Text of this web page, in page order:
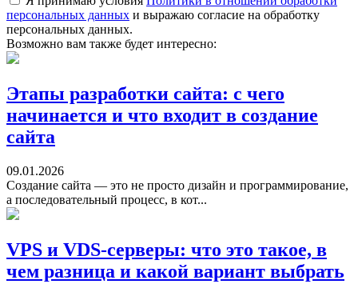
персональных данных и выражаю согласие на обработку
персональных данных.
Возможно вам также будет интересно:
Этапы разработки сайта: с чего
начинается и что входит в создание
сайта
09.01.2026
Создание сайта — это не просто дизайн и программирование,
а последовательный процесс, в кот...
VPS и VDS-серверы: что это такое, в
чем разница и какой вариант выбрать